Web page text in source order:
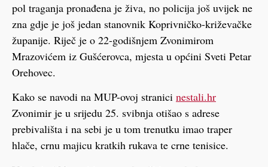
pol traganja pronađena je živa, no policija još uvijek ne
zna gdje je još jedan stanovnik Koprivničko-križevačke
županije. Riječ je o 22-godišnjem Zvonimirom
Mrazovićem iz Gušćerovca, mjesta u općini Sveti Petar
Orehovec.
Kako se navodi na MUP-ovoj stranici nestali.hr
Zvonimir je u srijedu 25. svibnja otišao s adrese
prebivališta i na sebi je u tom trenutku imao traper
hlače, crnu majicu kratkih rukava te crne tenisice.